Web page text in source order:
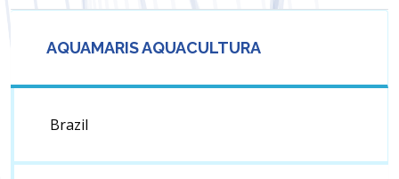
AQUAMARIS AQUACULTURA
Brazil